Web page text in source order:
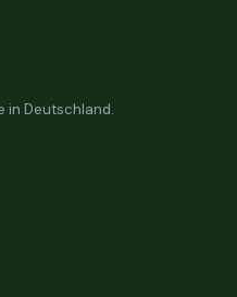
in Deutschland.